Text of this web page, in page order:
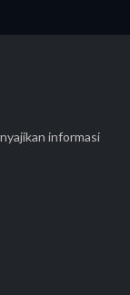
informasi